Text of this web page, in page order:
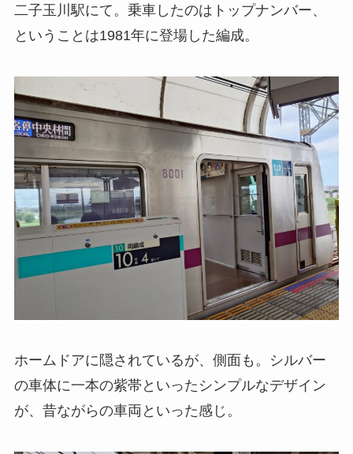
二子玉川駅にて。乗車したのはトップナンバー、
ということは1981年に登場した編成。
ホームドアに隠されているが、側面も。シルバー
の車体に一本の紫帯といったシンプルなデザイン
が、昔ながらの車両といった感じ。